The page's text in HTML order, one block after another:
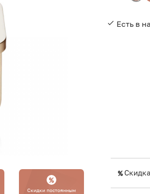
Есть в
Cкидки постоянным